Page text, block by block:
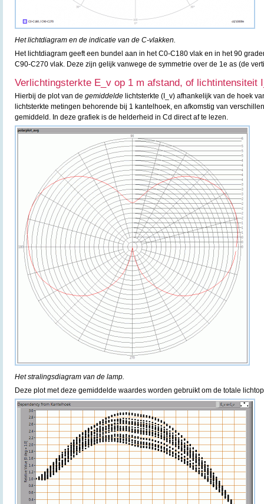
Het lichtdiagram en de indicatie van de C-vlakken.
Het lichtdiagram geeft een bundel aan in het C0-C180 vlak en in het 90
C90-C270 vlak. Deze zijn gelijk vanwege de symmetrie over de 1e as (de
Verlichtingsterkte E_v op 1 m afstand, of lichtintensiteit
Hierbij de plot van de gemiddelde lichtsterkte (I_v) afhankelijk van de hoek
lichtsterkte metingen behorende bij 1 kantelhoek, en afkomstig van
gemiddeld. In deze grafiek is de helderheid in Cd direct af te lezen.
Het stralingsdiagram van de lamp.
Deze plot met deze gemiddelde waardes worden gebruikt om de totale